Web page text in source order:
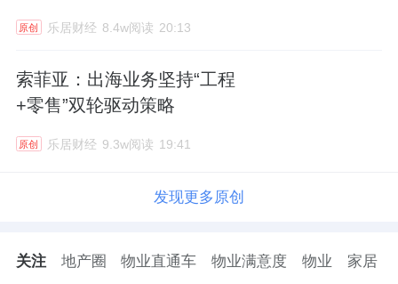
原创 乐居财经 8.4w阅读 20:13
索菲亚：出海业务坚持“工程
+零售”双轮驱动策略
原创 乐居财经 9.3w阅读 19:41
发现更多原创
关注 地产圈 物业直通车 物业满意度 物业 家居